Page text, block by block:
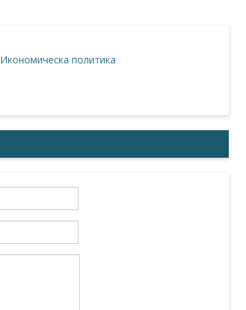
Икономическа политика